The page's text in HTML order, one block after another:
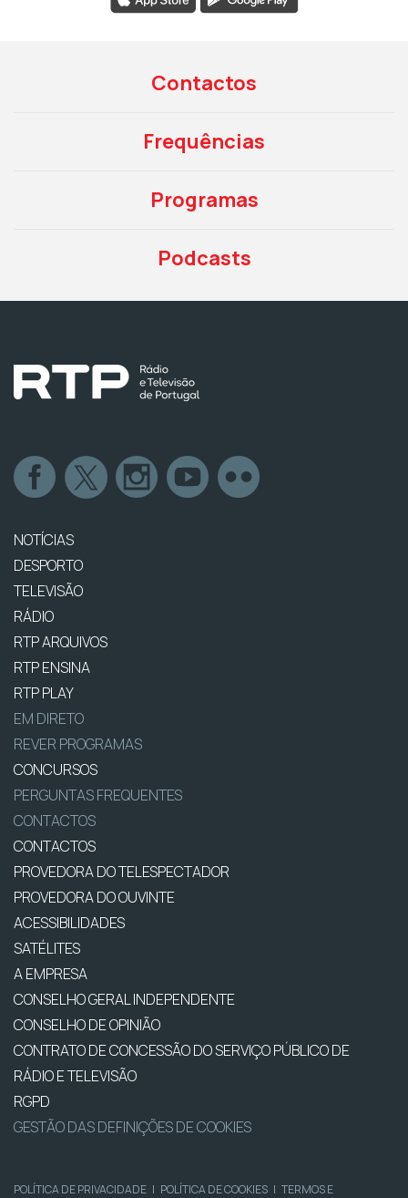
Contactos
Frequências
Programas
Podcasts
NOTÍCIAS
DESPORTO
TELEVISÃO
RÁDIO
RTP ARQUIVOS
RTP ENSINA
RTP PLAY
EM DIRETO
REVER PROGRAMAS
CONCURSOS
PERGUNTAS FREQUENTES
CONTACTOS
CONTACTOS
PROVEDORA DO TELESPECTADOR
PROVEDORA DO OUVINTE
ACESSIBILIDADES
SATÉLITES
A EMPRESA
CONSELHO GERAL INDEPENDENTE
CONSELHO DE OPINIÃO
CONTRATO DE CONCESSÃO DO SERVIÇO PÚBLICO DE
RÁDIO E TELEVISÃO
RGPD
GESTÃO DAS DEFINIÇÕES DE COOKIES
POLÍTICA DE PRIVACIDADE | POLÍTICA DE COOKIES | TERMOS E